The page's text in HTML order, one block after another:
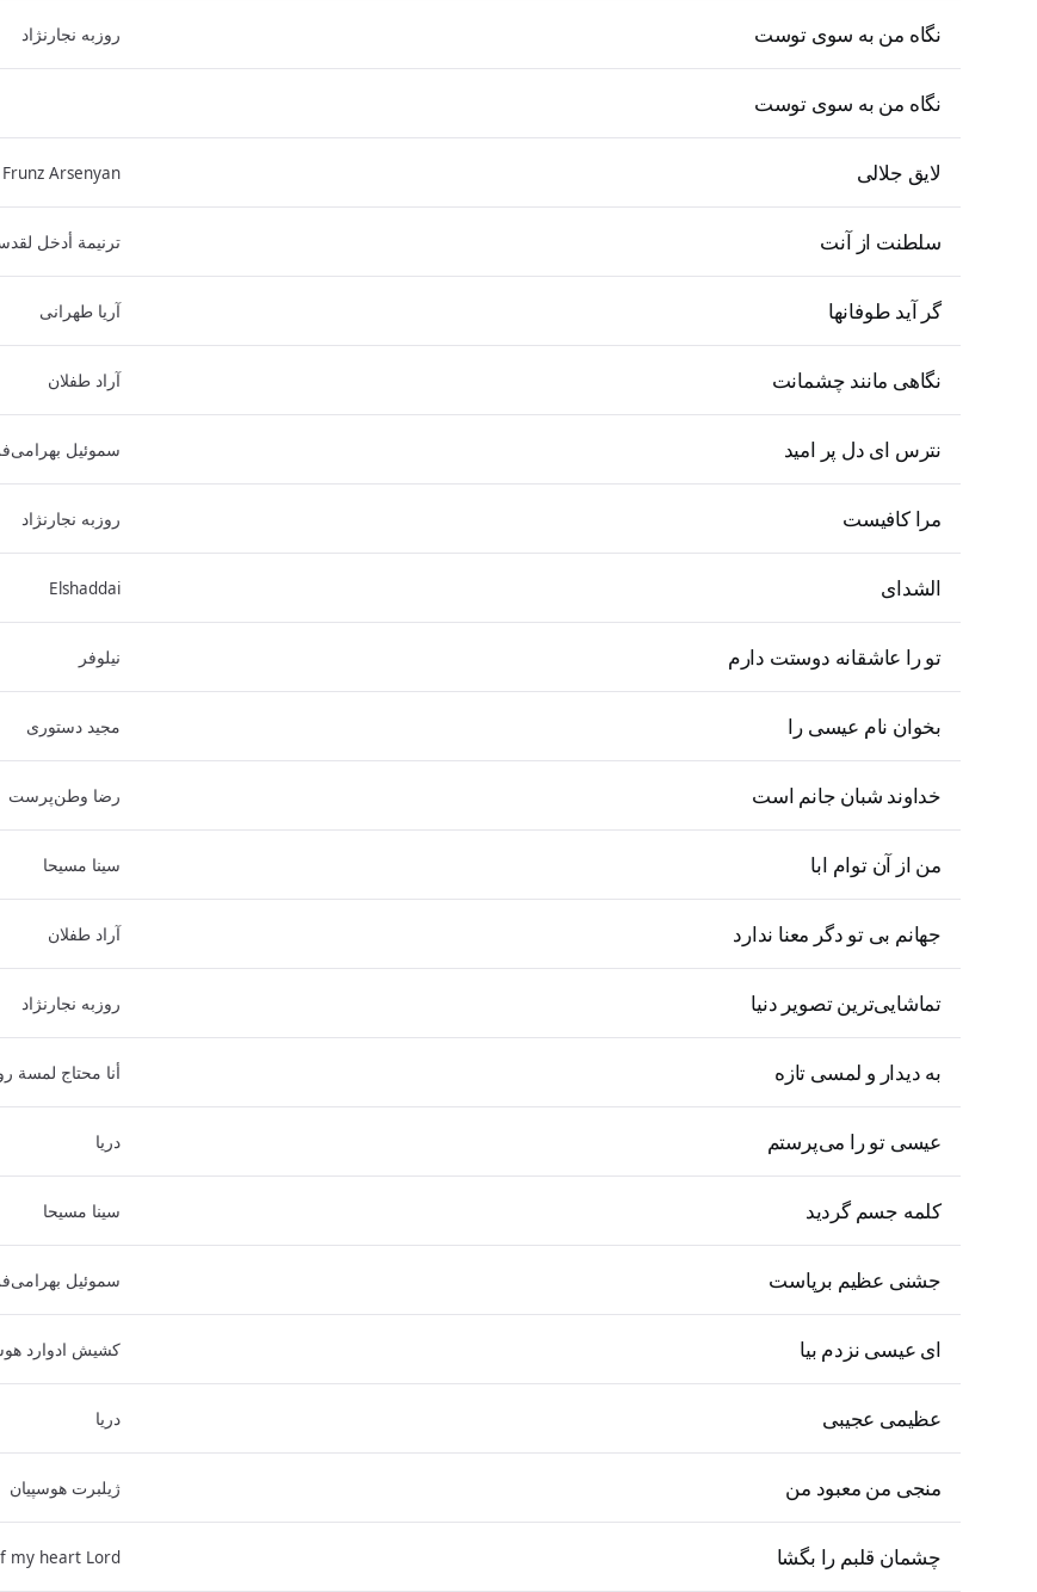
نگاه من به سوی توست روزبه نجارنژاد
نگاه من به سوی توست
لایق جلالی Frunz Arsenyan
سلطنت از آنت ترنيمة أدخل
گر آید طوفانها آریا طهرانی
نگاهی مانند چشمانت آراد طفلان
نترس ای دل پر امید سموئیل
مرا کافیست روزبه نجارنژاد
الشدای Elshaddai
تو را عاشقانه دوستت دارم نیلوفر
بخوان نام عیسی را مجید دستوری
خداوند شبان جانم است رضا وطن‌پرست
من از آن توام ابا سینا مسیحا
جهانم بی تو دگر معنا ندارد آراد طفلان
تماشایی‌ترین تصویر دنیا روزبه نجارنژاد
به دیدار و لمسی تازه أنا محتاج لمسة
عیسی تو را می‌پرستم دریا
کلمه جسم گردید سینا مسیحا
جشنی عظیم برپاست سموئیل
ای عیسی نزدم بیا کشیش ادوارد
عظیمی عجیبی دریا
منجی من معبود من ژیلبرت هوسپیان
چشمان قلبم را بگشا my heart Lord